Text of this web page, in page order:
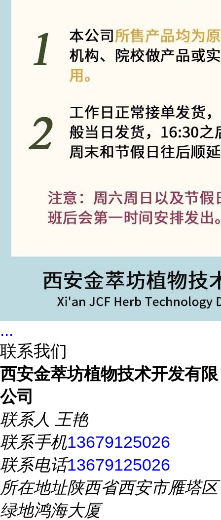
...
联系我们
西安金萃坊植物技术开发有限
公司
联系人 王艳
联系手机13679125026
联系电话13679125026
所在地址陕西省西安市雁塔区
绿地鸿海大厦